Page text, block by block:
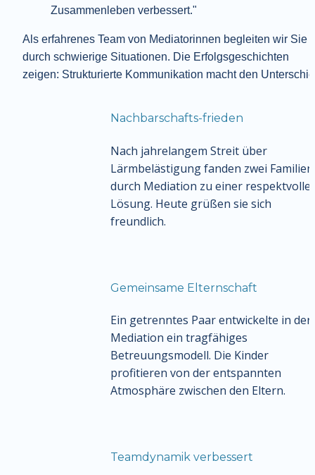
Zusammenleben verbessert."
Als erfahrenes Team von Mediatorinnen begleiten wir Sie
durch schwierige Situationen. Die Erfolgsgeschichten
zeigen: Strukturierte Kommunikation macht den
Nachbarschafts-frieden
Nach jahrelangem Streit über
Lärmbelästigung fanden zwei Familien
durch Mediation zu einer
Lösung. Heute grüßen sie sich
freundlich.
Gemeinsame Elternschaft
Ein getrenntes Paar entwickelte in der
Mediation ein tragfähiges
Betreuungsmodell. Die Kinder
profitieren von der entspannten
Atmosphäre zwischen den Eltern.
Teamdynamik verbessert